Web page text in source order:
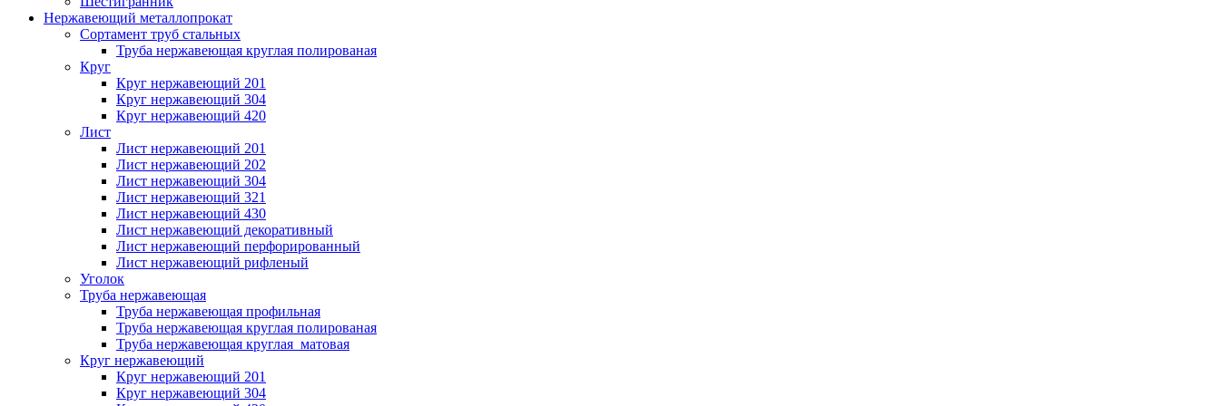
Нержавеющий металлопрокат
Сортамент труб стальных
Труба нержавеющая круглая полированая
Круг
Круг нержавеющий 201
Круг нержавеющий 304
Круг нержавеющий 420
Лист
Лист нержавеющий 201
Лист нержавеющий 202
Лист нержавеющий 304
Лист нержавеющий 321
Лист нержавеющий 430
Лист нержавеющий декоративный
Лист нержавеющий перфорированный
Лист нержавеющий рифленый
Уголок
Труба нержавеющая
Труба нержавеющая профильная
Труба нержавеющая круглая полированая
Труба нержавеющая круглая матовая
Круг нержавеющий
Круг нержавеющий 201
Круг нержавеющий 304